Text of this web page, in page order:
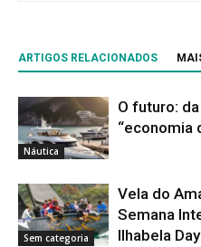
ARTIGOS RELACIONADOS
Náutica
O futuro:
“economia
Sem categoria
Vela do
Semana
Ilhabela